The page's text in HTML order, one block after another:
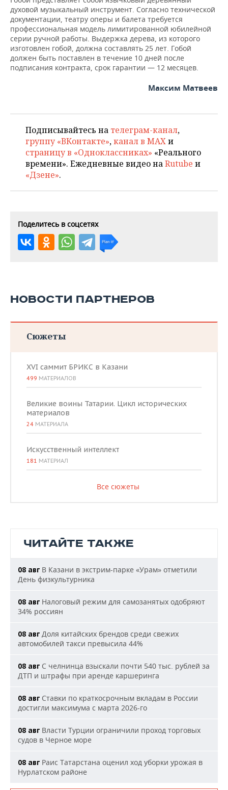
духовой музыкальный инструмент. Согласно технической
документации, театру оперы и балета требуется
профессиональная модель лимитированной юбилейной
серии ручной работы. Выдержка дерева, из которого
изготовлен гобой, должна составлять 25 лет. Гобой
должен быть поставлен в течение 10 дней после
подписания контракта, срок гарантии — 12 месяцев.
Максим Матвеев
Подписывайтесь на телеграм-канал,
группу «ВКонтакте»,канал в MAXи
страницу в «Одноклассниках» «Реального
времени». Ежедневные видео наRutube и
«Дзене».
Поделитесь в соцсетях
НОВОСТИ ПАРТНЕРОВ
Сюжеты
XVI саммит БРИКС в Казани
499 МАТЕРИАЛОВ
Великие воины Татарии. Цикл исторических
материалов
24 МАТЕРИАЛА
Искусственный интеллект
181 МАТЕРИАЛ
Все сюжеты
ЧИТАЙТЕ ТАКЖЕ
08 авг В Казани в экстрим-парке «Урам» отметили
День физкультурника
08 авг Налоговый режим для самозанятых одобряют
34% россиян
08 авг Доля китайских брендов среди свежих
автомобилей такси превысила 44%
08 авг С челнинца взыскали почти 540 тыс. рублей за
ДТП и штрафы при аренде каршеринга
08 авг Ставки по краткосрочным вкладам в России
достигли максимума с марта 2026-го
08 авг Власти Турции ограничили проход торговых
судов в Черное море
08 авг Раис Татарстана оценил ход уборки урожая в
Нурлатском районе